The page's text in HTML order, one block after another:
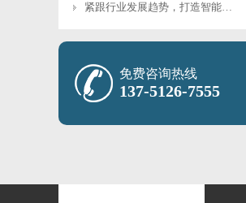
紧跟行业发展趋势，打造智能节能型净化工程
免费咨询热线
137-5126-7555